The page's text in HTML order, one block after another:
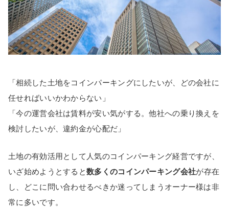
「相続した土地をコインパーキングにしたいが、どの会社に
任せればいいかわからない」
「今の運営会社は賃料が安い気がする。他社への乗り換えを
検討したいが、違約金が心配だ」
土地の有効活用として人気のコインパーキング経営ですが、
いざ始めようとすると数多くのコインパーキング会社が存在
し、どこに問い合わせるべきか迷ってしまうオーナー様は非
常に多いです。